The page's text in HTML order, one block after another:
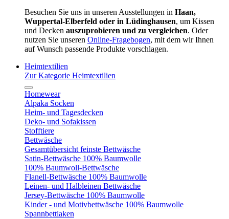
Besuchen Sie uns in unseren Ausstellungen in Haan,
Wuppertal-Elberfeld oder in Lüdinghausen, um Kissen
und Decken auszuprobieren und zu vergleichen. Oder
nutzen Sie unseren Online-Fragebogen, mit dem wir Ihnen
auf Wunsch passende Produkte vorschlagen.
Heimtextilien
Zur Kategorie Heimtextilien
Homewear
Alpaka Socken
Heim- und Tagesdecken
Deko- und Sofakissen
Stofftiere
Bettwäsche
Gesamtübersicht feinste Bettwäsche
Satin-Bettwäsche 100% Baumwolle
100% Baumwoll-Bettwäsche
Flanell-Bettwäsche 100% Baumwolle
Leinen- und Halbleinen Bettwäsche
Jersey-Bettwäsche 100% Baumwolle
Kinder - und Motivbettwäsche 100% Baumwolle
Spannbettlaken